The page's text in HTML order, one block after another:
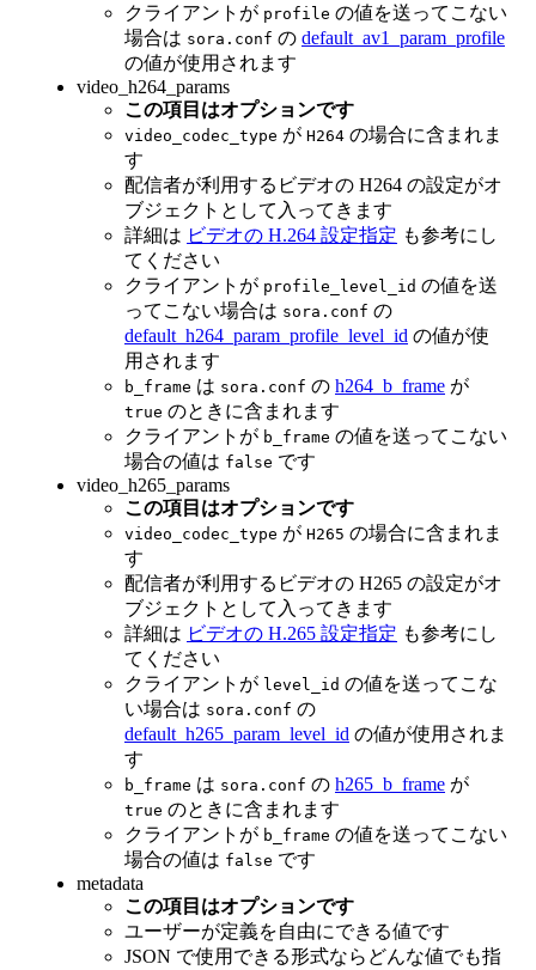
クライアントが profile の値を送ってこない
場合は sora.conf の default_av1_param_profile
の値が使用されます
video_h264_params
この項目はオプションです
video_codec_type が H264 の場合に含まれま
す
配信者が利用するビデオの H264 の設定がオ
ブジェクトとして入ってきます
詳細は ビデオの H.264 設定指定 も参考にし
てください
クライアントが profile_level_id の値を送
ってこない場合は sora.conf の
default_h264_param_profile_level_id の値が使
用されます
b_frame は sora.conf の h264_b_frame が
true のときに含まれます
クライアントが b_frame の値を送ってこない
場合の値は false です
video_h265_params
この項目はオプションです
video_codec_type が H265 の場合に含まれま
す
配信者が利用するビデオの H265 の設定がオ
ブジェクトとして入ってきます
詳細は ビデオの H.265 設定指定 も参考にし
てください
クライアントが level_id の値を送ってこな
い場合は sora.conf の
default_h265_param_level_id の値が使用されま
す
b_frame は sora.conf の h265_b_frame が
true のときに含まれます
クライアントが b_frame の値を送ってこない
場合の値は false です
metadata
この項目はオプションです
ユーザーが定義を自由にできる値です
JSON で使用できる形式ならどんな値でも指